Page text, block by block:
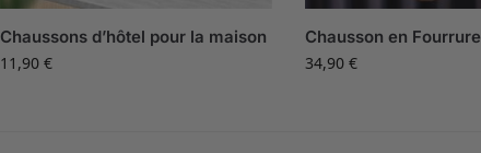
Chaussons d’hôtel pour la maison
11,90€
Chausson en Fourrure
34,90€